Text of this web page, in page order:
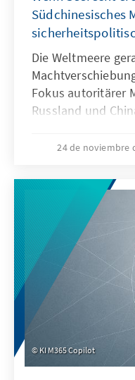
Südchinesisches
Die Weltmeere
Fokus autoritärer
Russland und
formen – eine
Sabotageakte
Südchinesischen
wie Recht zur
verdeutlichen: Wo
wird, geraten
Ordnung ins
24 de noviembre
KI M365 Copilot